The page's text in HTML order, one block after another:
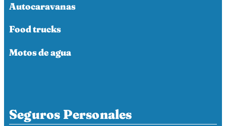
Autocaravanas
Food trucks
Motos de agua
Seguros Personales